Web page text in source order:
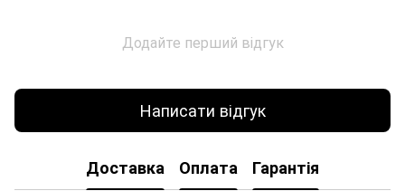
Додайте перший відгук
Написати відгук
Доставка Оплата Гарантія